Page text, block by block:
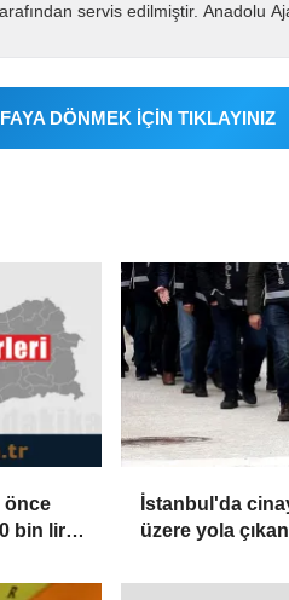
servis edilmiştir. Anadolu
DÖNMEK İÇİN TIKLAYINIZ
önce
bin lira
İstanbul'da
üzere yola